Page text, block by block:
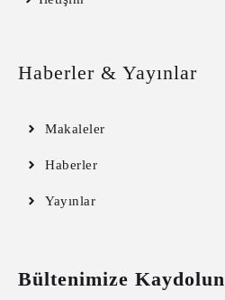
Haberler & Yayınlar
Makaleler
Haberler
Yayınlar
Bültenimize Kaydolun